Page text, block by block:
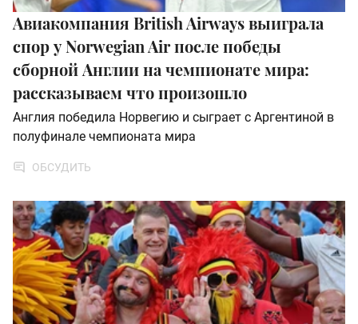
Авиакомпания British Airways выиграла
спор у Norwegian Air после победы
сборной Англии на чемпионате мира:
рассказываем что произошло
Англия победила Норвегию и сыграет с Аргентиной в
полуфинале чемпионата мира
ОБСУДИТЬ